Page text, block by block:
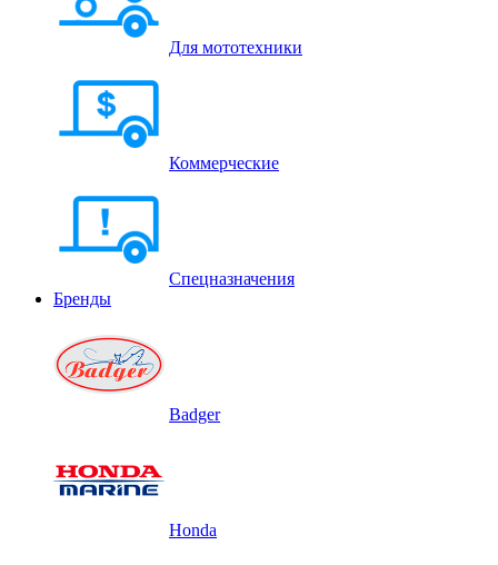
Для мототехники
Коммерческие
Спецназначения
Бренды
Badger
Honda